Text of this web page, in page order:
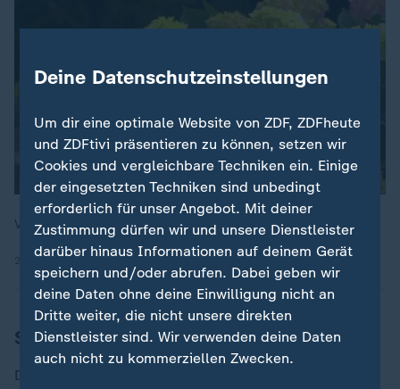
Volle Kanne, 28.05.2026, 09:05 Uhr
28.05.2026 | 7:03 min
Sport
Deutschlands Tennis-Star Alexander Zverev präsentiert
Deine Datenschutzeinstellungen
Um dir eine optimale Website von ZDF, ZDFheute
und ZDFtivi präsentieren zu können, setzen wir
Cookies und vergleichbare Techniken ein. Einige
der eingesetzten Techniken sind unbedingt
erforderlich für unser Angebot. Mit deiner
Zustimmung dürfen wir und unsere Dienstleister
darüber hinaus Informationen auf deinem Gerät
speichern und/oder abrufen. Dabei geben wir
deine Daten ohne deine Einwilligung nicht an
Dritte weiter, die nicht unsere direkten
Dienstleister sind. Wir verwenden deine Daten
auch nicht zu kommerziellen Zwecken.